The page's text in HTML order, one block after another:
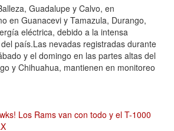
Guadalupe y Calvo, en
en Guanacevi y Tamazula, Durango,
eléctrica, debido a la intensa
país.Las nevadas registradas durante
y el domingo en las partes altas del
y Chihuahua, mantienen en monitoreo